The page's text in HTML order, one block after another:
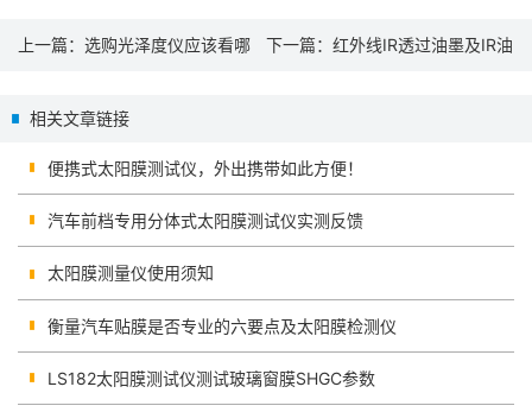
上一篇： 选购光泽度仪应该看哪 下一篇： 红外线IR透过油墨及IR油
相关文章链接
便携式太阳膜测试仪，外出携带如此方便！
汽车前档专用分体式太阳膜测试仪实测反馈
太阳膜测量仪使用须知
衡量汽车贴膜是否专业的六要点及太阳膜检测仪
LS182太阳膜测试仪测试玻璃窗膜SHGC参数